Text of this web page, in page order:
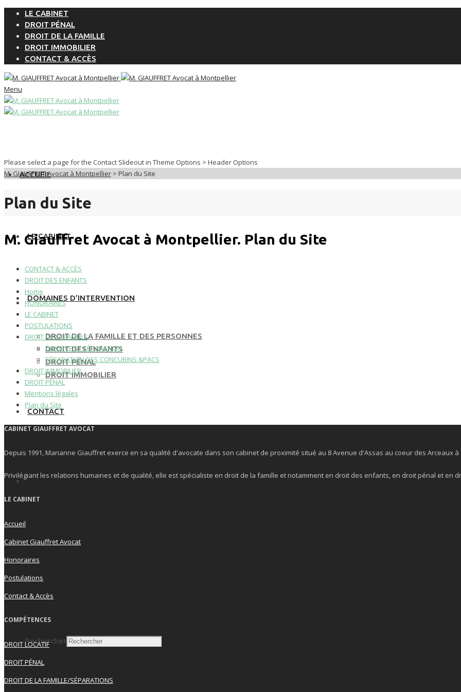
LE CABINET
DROIT PÉNAL
DROIT DE LA FAMILLE
DROIT IMMOBILIER
CONTACT & ACCÈS
Menu
ACCUEIL
LE CABINET
DOMAINES D’INTERVENTION
DROIT DE LA FAMILLE ET DES PERSONNES
DROIT DES ENFANTS
DROIT PÉNAL
DROIT IMMOBILIER
CONTACT
Search
Rechercher
Please select a page for the Contact Slideout in Theme Options > Header Options
M. GIAUFFRET Avocat à Montpellier > Plan du Site
Plan du Site
M. Giauffret Avocat à Montpellier. Plan du Site
CONTACT & ACCÈS
DROIT DES ENFANTS
Home
HONORAIRES
LE CABINET
POSTULATIONS
DROIT DE LA FAMILLE
DIVORCE ET SÉPARATION
SÉPARATION DES CONCUBINS &PACS
DROIT IMMOBILIER
DROIT PÉNAL
Mentions légales
Plan du Site
CABINET GIAUFFRET AVOCAT
Depuis 1991, Marianne Giauffret exerce en sa qualité d'avocate dans son cabinet de proximité situé au 8 Avenue d'Assas au coeur des Arceaux
Privilégiant les relations humaines et de qualité, elle est spécialiste en droit de la famille et notamment en droit des enfants, en droit pénal et en
LE CABINET
Accueil
Cabinet Giauffret Avocat
Honoraires
Postulations
Contact & Accès
COMPÉTENCES
DROIT LOCATIF
DROIT PÉNAL
DROIT DE LA FAMILLE/SÉPARATIONS